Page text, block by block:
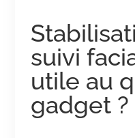
suivi
utile au
gadget ?